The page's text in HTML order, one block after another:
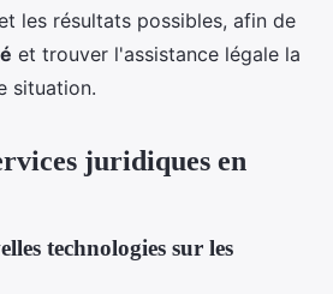
les résultats possibles, afin de
et trouver l'assistance légale la
situation.
juridiques en
technologies sur les